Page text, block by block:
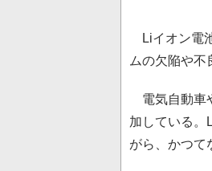
Liイオン電
ムの欠陥や不
電気自動車
加している。
がら、かつて